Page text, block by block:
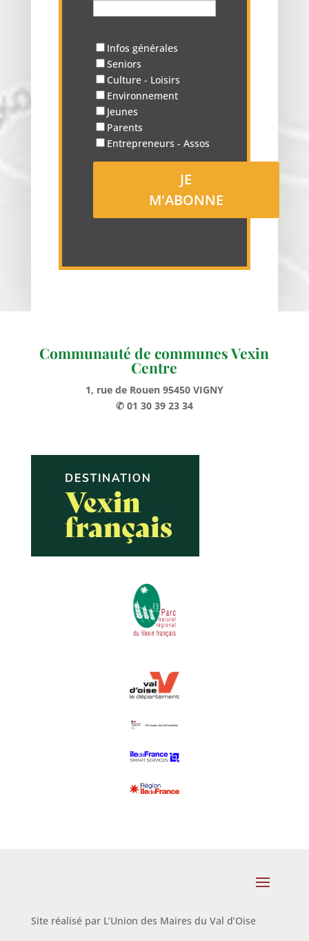
Infos générales
Seniors
Culture - Loisirs
Environnement
Jeunes
Parents
Entrepreneurs - Assos
Communauté de communes Vexin
Centre
1, rue de Rouen 95450 VIGNY
✆ 01 30 39 23 34
Site réalisé par L’Union des Maires du Val d’Oise